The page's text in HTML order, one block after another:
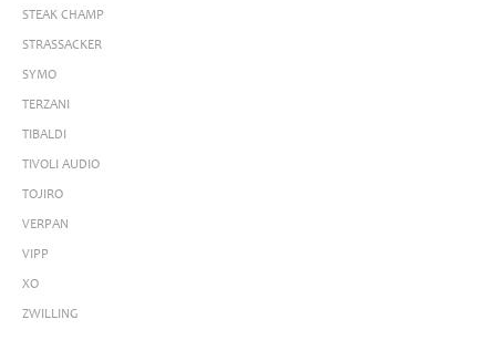
STEAK CHAMP
STRASSACKER
SYMO
TERZANI
TIBALDI
TIVOLI AUDIO
TOJIRO
VERPAN
VIPP
XO
ZWILLING